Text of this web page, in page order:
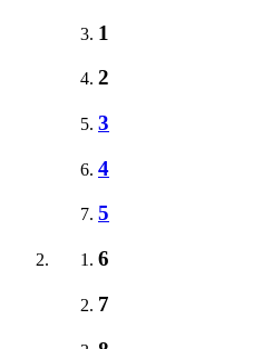
1
2
3
4
5
6
7